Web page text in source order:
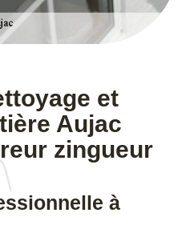
et
Aujac
zingueur
à